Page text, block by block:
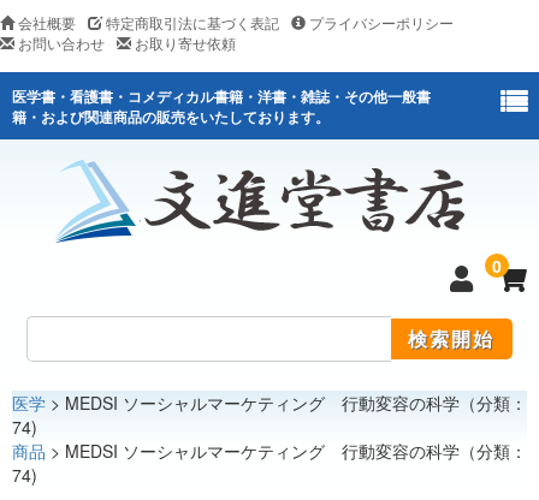
会社概要 特定商取引法に基づく表記
プライバシーポリシー
お問い合わせ
お取り寄せ依頼
医学書・看護書・コメディカル書籍・洋書・雑誌・その他一般書
籍・および関連商品の販売をいたしております。
0
医学
看護
医学 > MEDSI ソーシャルマーケティング 行動変容の科学（分類：
74)
商品 > MEDSI ソーシャルマーケティング 行動変容の科学（分類：
74)